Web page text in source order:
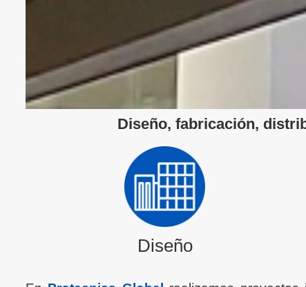
Diseño, fabricación,
Diseño